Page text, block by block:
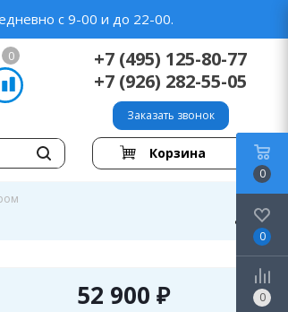
с 9-00 и до 22-00.
0
+7 (495) 125-80-77
+7 (926) 282-55-05
Заказать звонок
Корзина
52 900 ₽
0
0
0